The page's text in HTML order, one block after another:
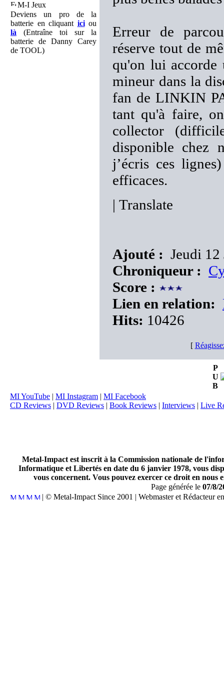
M-I Jeux
Deviens un pro de la
batterie en cliquant iciou
là (Entraîne toi sur la
batterie de Danny Carey
de TOOL)
Erreur de
réserve tout de
qu'on lui accorde
mineur dans la
fan de LINKIN
tant qu'à faire,
collector
disponible chez
j’écris ces
efficaces.
| Translate
Ajouté : Jeudi
Chroniqueur :
Score :
Lien en relation:
Hits: 10426
[
P
U
B
MI YouTube | MI Instagram | MI Facebook
CD Reviews | DVD Reviews | Book Reviews | Interviews | Live
Metal-Impact est inscrit à la Commission nationale de
Informatique et Libertés en date du 6 janvier 1978, vous
vous concernent. Vous pouvez exercer ce droit en
Page générée le 07/8/
| © Metal-Impact Since 2001 | Webmaster et Rédacteur